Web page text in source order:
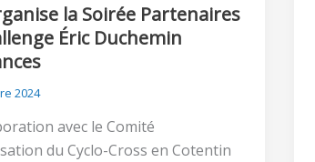
la Soirée Partenaires
Éric Duchemin
2024
avec le Comité
du Cyclo-Cross en Cotentin